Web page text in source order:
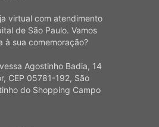
virtual com atendimento
de São Paulo. Vamos
à sua comemoração?
Agostinho Badia, 14
CEP 05781-192, São
do Shopping Campo